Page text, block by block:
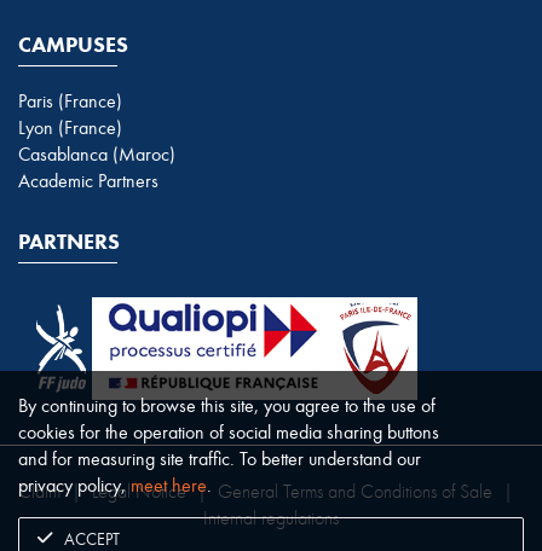
CAMPUSES
Paris (France)
Lyon (France)
Casablanca (Maroc)
Academic Partners
PARTNERS
Claim | Legal Notice | General Terms and Conditions of Sale
Internal regulations
By continuing to browse this site, you agree to the use of
cookies for the operation of social media sharing buttons
and for measuring site traffic. To better understand our
privacy policy,meet here.
ACCEPT